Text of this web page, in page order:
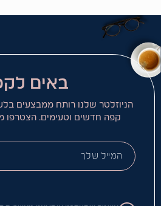
באים
הניוזלטר שלנו רותח ממבצעים
קפה חדשים וטעימים. הצטרפו